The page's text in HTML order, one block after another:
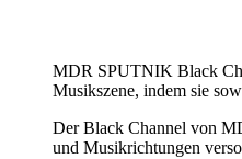
MDR SPUTNIK Black
Musikszene, indem sie
Der Black Channel von
und Musikrichtungen